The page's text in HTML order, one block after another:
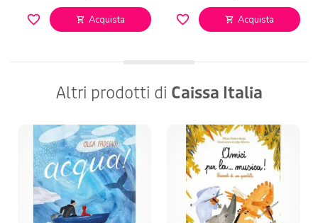
favorite_border shopping_cart Acquista favorite_border shopping_cart Acquista
Altri prodotti di Caissa Italia